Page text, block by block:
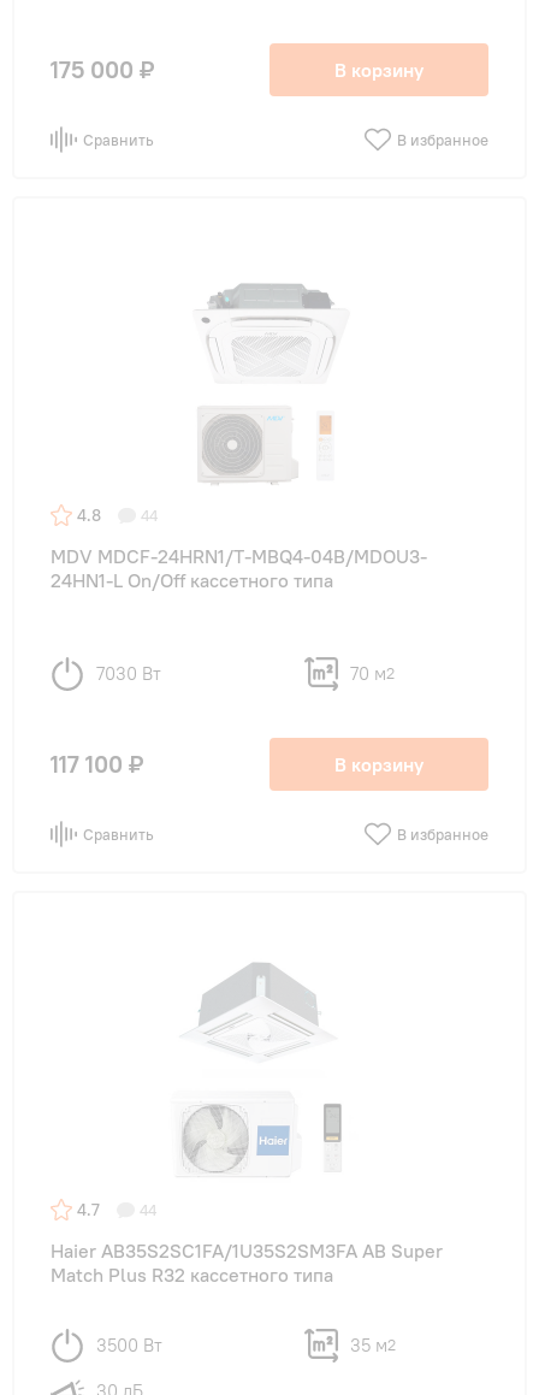
175 000 ₽ В корзину
Сравнить В избранное
4.8 44
MDV MDCF-24HRN1/T-MBQ4-04B/MDOU3-
24HN1-L On/Off кассетного типа
7030 Вт 70 м2
117 100 ₽ В корзину
Сравнить В избранное
4.7 44
Haier AB35S2SC1FA/1U35S2SM3FA AB Super
Match Plus R32 кассетного типа
3500 Вт 35 м2